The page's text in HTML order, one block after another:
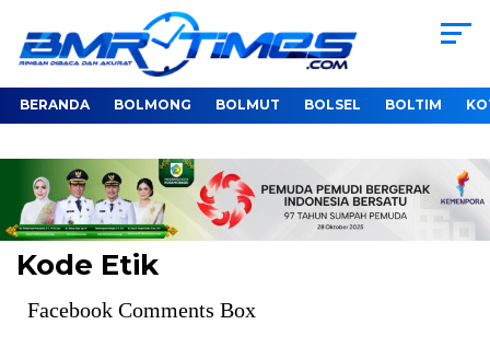
BERANDA BOLMONG BOLMUT BOLSEL BOLTIM
Kode Etik
Facebook Comments Box